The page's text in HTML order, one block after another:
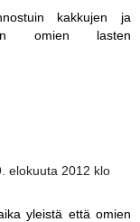
kakkujen ja
omien lasten
elokuuta 2012 klo
yleistä että omien